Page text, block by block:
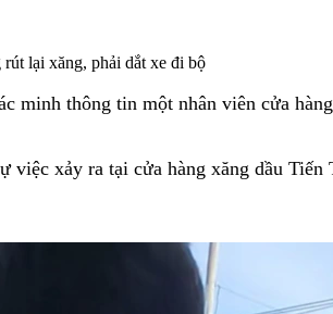
lại xăng, phải dắt xe đi bộ
thông tin một nhân viên cửa
xảy ra tại cửa hàng xăng dầu Tiến